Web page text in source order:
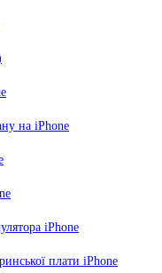
на iPhone
iPhone
плати iPhone